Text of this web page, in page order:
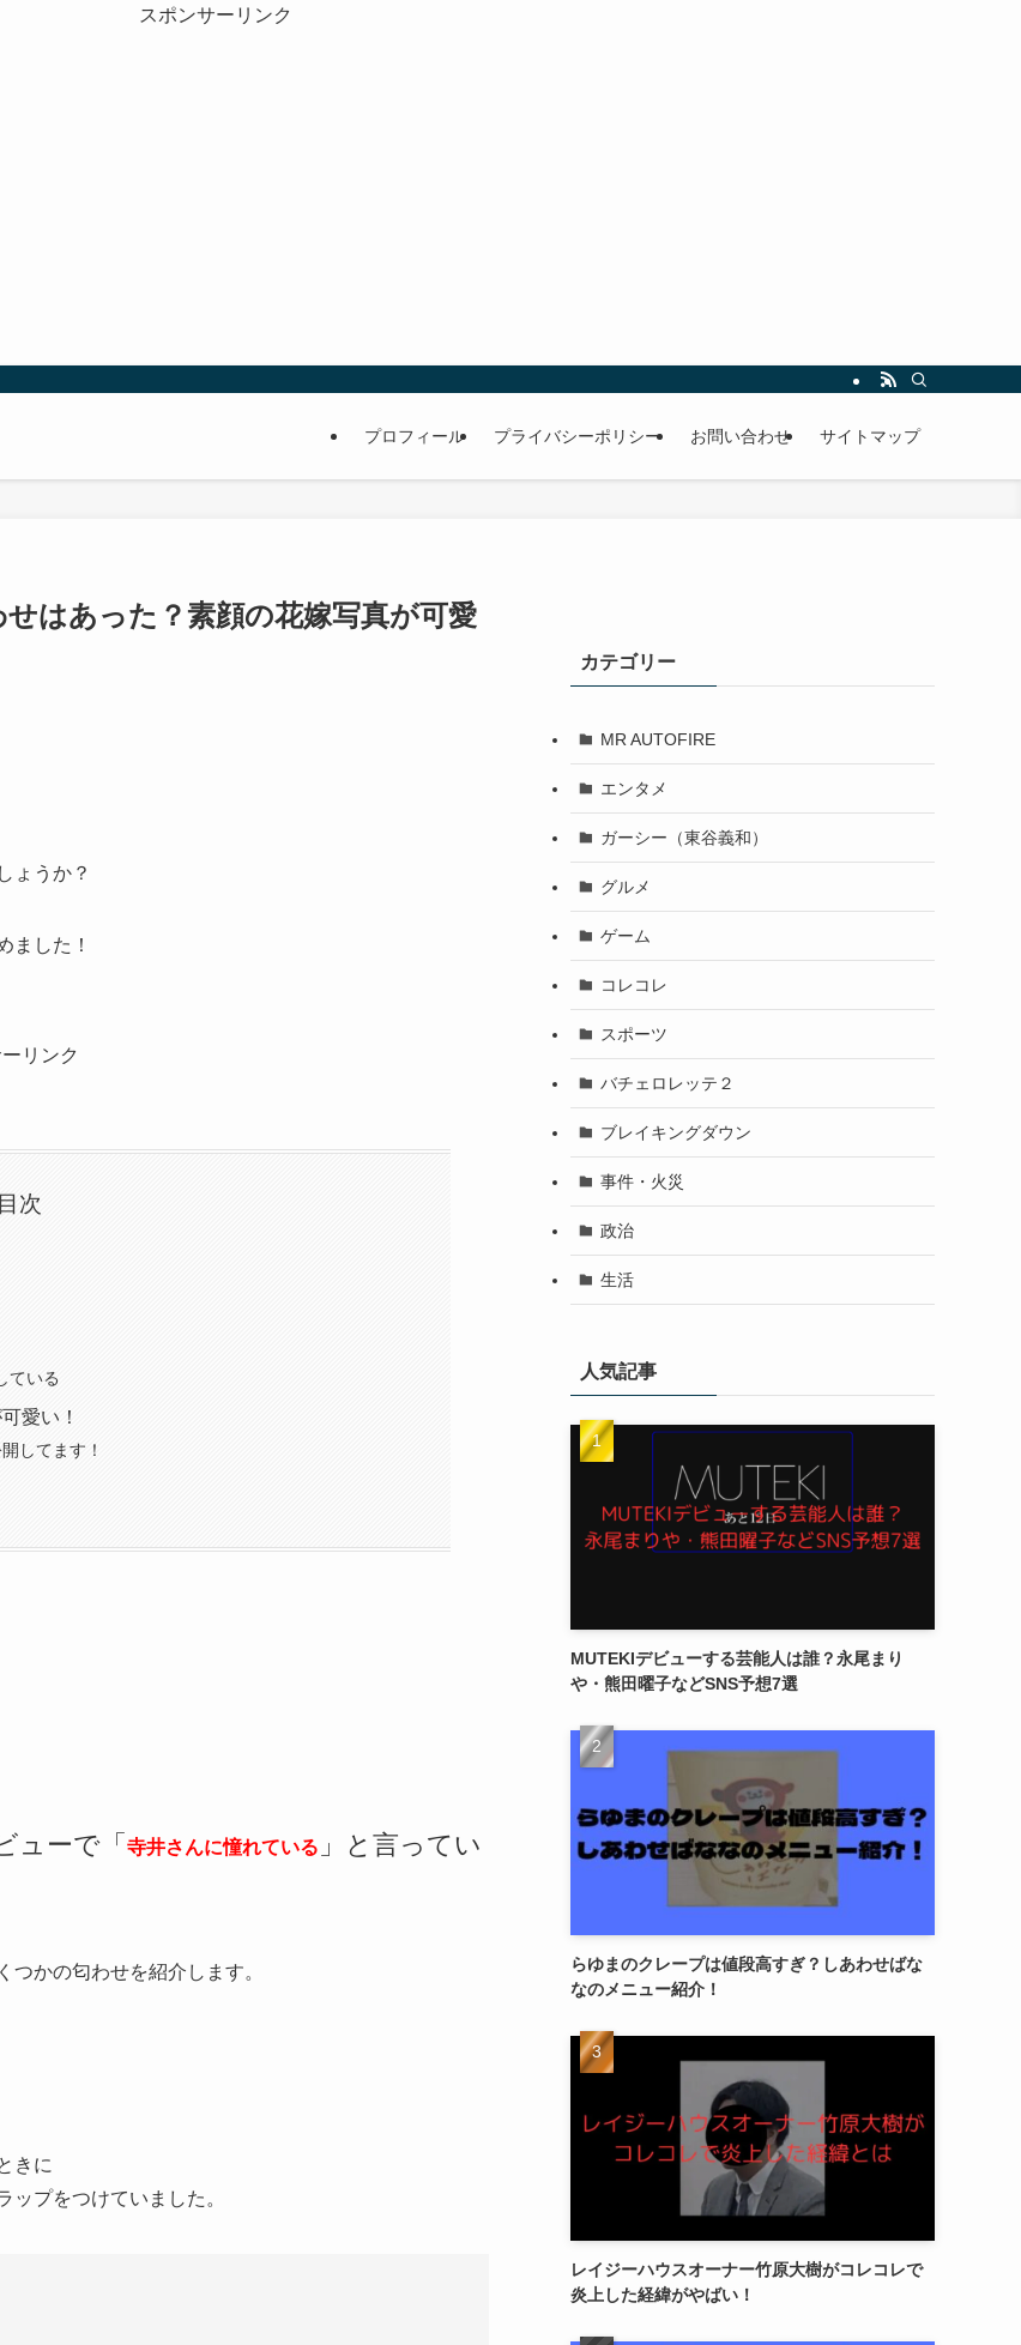
スポンサーリンク
プロフィール プライバシーポリシー お問い合わせ サイトマップ
はあった？素顔の花嫁写真が可愛
ょうか？
ました！
リンク
目次
ている
愛い！
してます！
ューで「 寺井さんに憧れている 」と言ってい
かの匂わせを紹介します。
きに
ップをつけていました 。
カテゴリー
MR AUTOFIRE
エンタメ
ガーシー（東谷義和）
グルメ
ゲーム
コレコレ
スポーツ
バチェロレッテ２
ブレイキングダウン
事件・火災
政治
生活
人気記事
MUTEKIデビューする芸能人は誰？永尾まり
や・熊田曜子などSNS予想7選
らゆまのクレープは値段高すぎ？しあわせばな
なのメニュー紹介！
レイジーハウスオーナー竹原大樹がコレコレで
炎上した経緯がやばい！